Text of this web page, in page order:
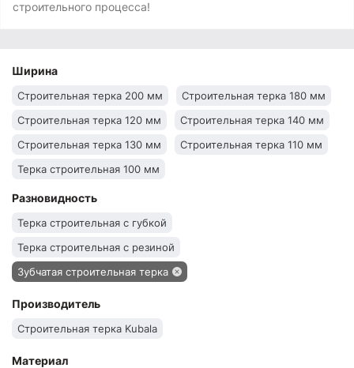
строительного процесса!
Ширина
Строительная терка 200 мм
Строительная терка 180 мм
Строительная терка 120 мм
Строительная терка 140 мм
Строительная терка 130 мм
Строительная терка 110 мм
Терка строительная 100 мм
Разновидность
Терка строительная с губкой
Терка строительная с резиной
Зубчатая строительная терка
Производитель
Строительная терка Kubala
Материал